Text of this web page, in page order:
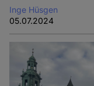
Inge Hüsgen
05.07.2024